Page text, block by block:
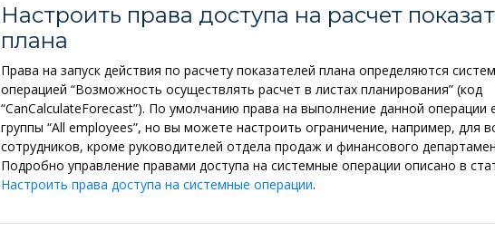
Настроить права доступа на расчет
плана
Права на запуск действия по расчету показателей плана определяются
операцией “Возможность осуществлять расчет в листах планирования” (код
“CanCalculateForecast”). По умолчанию права на выполнение данной операции
группы “All employees”, но вы можете настроить ограничение, например, для
сотрудников, кроме руководителей отдела продаж и финансового
Подробно управление правами доступа на системные операции описано в
Настроить права доступа на системные операции.